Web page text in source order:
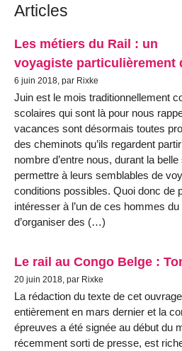
Articles
Les métiers du Rail : un
voyagiste particulièrement
6 juin 2018, par Rixke
Juin est le mois traditionnellement
scolaires qui sont là pour nous
vacances sont désormais toutes
des cheminots qu’ils regardent
nombre d’entre nous, durant la
permettre à leurs semblables de
conditions possibles. Quoi donc de
intéresser à l’un de ces hommes
d’organiser des (…)
Le rail au Congo Belge :
20 juin 2018, par Rixke
La rédaction du texte de cet
entièrement en mars dernier et la
épreuves a été signée au début du
récemment sorti de presse, est